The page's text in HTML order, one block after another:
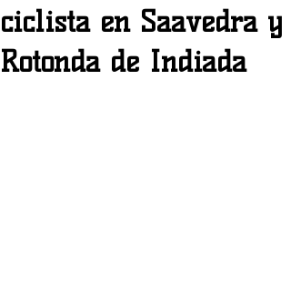
ciclista en Saavedra y
Rotonda de Indiada